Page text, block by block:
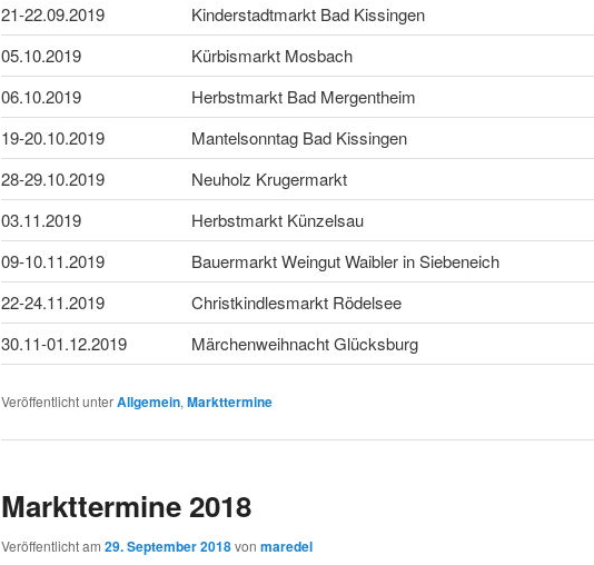
21-22.09.2019
Kinderstadtmarkt Bad Kissingen
05.10.2019
Kürbismarkt Mosbach
06.10.2019
Herbstmarkt Bad Mergentheim
19-20.10.2019
Mantelsonntag Bad Kissingen
28-29.10.2019
Neuholz Krugermarkt
03.11.2019
Herbstmarkt Künzelsau
09-10.11.2019
Bauermarkt Weingut Waibler in Siebeneich
22-24.11.2019
Christkindlesmarkt Rödelsee
30.11-01.12.2019
Märchenweihnacht Glücksburg
Veröffentlicht unterAllgemein, Markttermine
Markttermine 2018
Veröffentlicht am 29. September 2018von maredel